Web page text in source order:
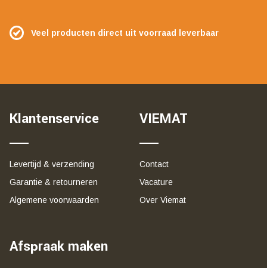
Veel producten direct uit voorraad leverbaar
Klantenservice
Levertijd & verzending
Garantie & retourneren
Algemene voorwaarden
VIEMAT
Contact
Vacature
Over Viemat
Afspraak maken